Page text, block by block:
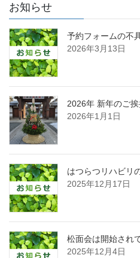
お知らせ
予約フォームの不
2026年3月13日
2026年 新年のご
2026年1月1日
はつらつリハビリ
2025年12月17日
松面会は開始され
2025年12月4日